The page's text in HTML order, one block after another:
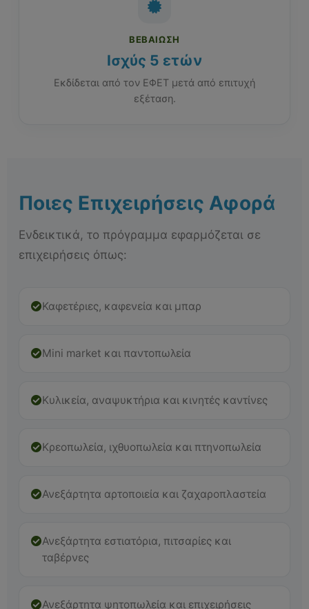
ΒΕΒΑΊΩΣΗ
Ισχύς 5 ετών
Εκδίδεται από τον ΕΦΕΤ μετά από επιτυχή
εξέταση.
Ποιες Επιχειρήσεις Αφορά
Ενδεικτικά, το πρόγραμμα εφαρμόζεται σε
επιχειρήσεις όπως:
Καφετέριες, καφενεία και μπαρ
Mini market και παντοπωλεία
Κυλικεία, αναψυκτήρια και κινητές καντίνες
Κρεοπωλεία, ιχθυοπωλεία και πτηνοπωλεία
Ανεξάρτητα αρτοποιεία και ζαχαροπλαστεία
Ανεξάρτητα εστιατόρια, πιτσαρίες και
ταβέρνες
Ανεξάρτητα ψητοπωλεία και επιχειρήσεις